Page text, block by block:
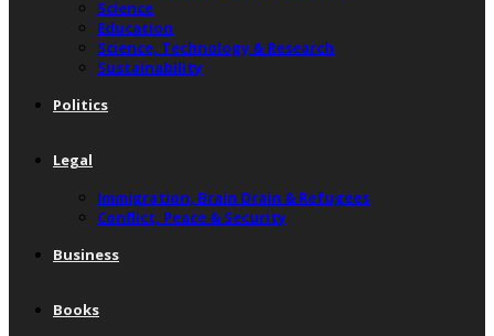
Science
Education
Science, Technology & Research
Sustainability
Politics
Legal
Immigration, Brain Drain & Refugees
Conflict, Peace & Security
Business
Books